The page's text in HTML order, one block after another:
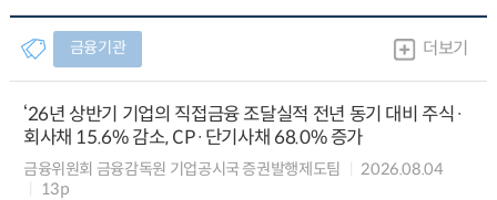
금융기관 더보기
‘26년 상반기 기업의 직접금융 조달실적 전년 동기 대비 주식·
회사채 15.6% 감소, CP·단기사채 68.0% 증가
금융위원회 금융감독원 기업공시국 증권발행제도팀
2026.08.04
13p